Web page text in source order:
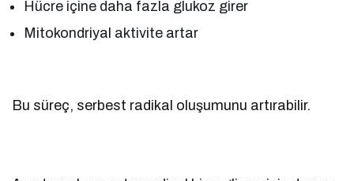
Hücre içine daha fazla glukoz girer
Mitokondriyal aktivite artar
Bu süreç, serbest radikal oluşumunu artırabilir.